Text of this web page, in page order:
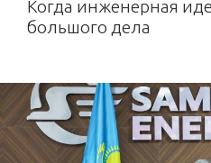
Когда инженерная
большого дела